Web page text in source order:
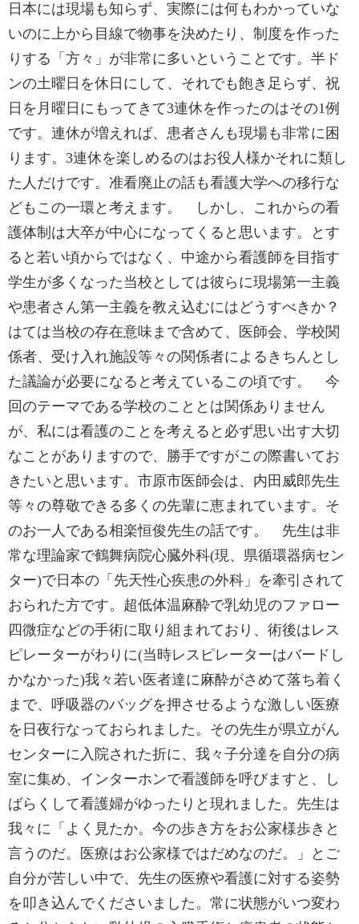
日本には現場も知らず、実際には何もわかっていな
いのに上から目線で物事を決めたり、制度を作った
りする「方々」が非常に多いということです。半ド
ンの土曜日を休日にして、それでも飽き足らず、祝
日を月曜日にもってきて3連休を作ったのはその1例
です。連休が増えれば、患者さんも現場も非常に困
ります。3連休を楽しめるのはお役人様かそれに類し
た人だけです。准看廃止の話も看護大学への移行な
どもこの一環と考えます。 しかし、これからの看
護体制は大卒が中心になってくると思います。とす
ると若い頃からではなく、中途から看護師を目指す
学生が多くなった当校としては彼らに現場第一主義
や患者さん第一主義を教え込むにはどうすべきか？
はては当校の存在意味まで含めて、医師会、学校関
係者、受け入れ施設等々の関係者によるきちんとし
た議論が必要になると考えているこの頃です。 今
回のテーマである学校のこととは関係ありません
が、私には看護のことを考えると必ず思い出す大切
なことがありますので、勝手ですがこの際書いてお
きたいと思います。市原市医師会は、内田威郎先生
等々の尊敬できる多くの先輩に恵まれています。そ
のお一人である相楽恒俊先生の話です。 先生は非
常な理論家で鶴舞病院心臓外科(現、県循環器病セン
ター)で日本の「先天性心疾患の外科」を牽引されて
おられた方です。超低体温麻酔で乳幼児のファロー
四微症などの手術に取り組まれており、術後はレス
ピレーターがわりに(当時レスピレーターはバードし
かなかった)我々若い医者達に麻酔がさめて落ち着く
まで、呼吸器のバッグを押させるような激しい医療
を日夜行なっておられました。その先生が県立がん
センターに入院された折に、我々子分達を自分の病
室に集め、インターホンで看護師を呼びますと、し
ばらくして看護婦がゆったりと現れました。先生は
我々に「よく見たか。今の歩き方をお公家様歩きと
言うのだ。医療はお公家様ではだめなのだ。」とご
自分が苦しい中で、先生の医療や看護に対する姿勢
を叩き込んでくださいました。常に状態がいつ変わ